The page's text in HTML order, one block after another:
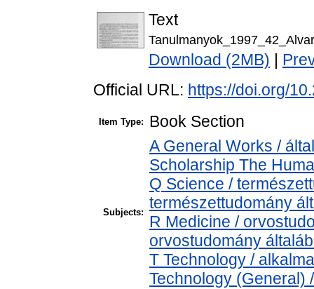
Text
Download (2MB)
Official URL: https://doi.org/
Item Type: Book Section
Subjects:
A General Works /
Scholarship The
Q Science /
természettudomány
R Medicine /
orvostudomány
T Technology /
Technology (General)